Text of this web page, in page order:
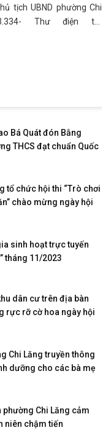
tịch UBND phường Chi
Thư điện tử:
Bá Quát đón Bằng
THCS đạt chuẩn Quốc
mặt kỷ niệm 41 năm
tổ chức hội thi “Trò chơi
chào mừng ngày hội
dân tộc
sinh hoạt trực tuyến
tháng 11/2023
dân cư trên địa bàn
rực rỡ cờ hoa ngày hội
dân tộc ở khu dân cư
Chi Lăng truyền thông
dưỡng cho các bà mẹ
bàn
Chi Lăng cảm
niên chậm tiến